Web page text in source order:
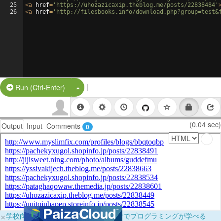
25
26
<a href= 'https://uhozazicaxip.theblog.me/posts/22838484'
<a href= 'http://filesbooks.info/
Run (Ctrl-Enter) Split Button!
|
Output Input Comments 0 (0.04 sec)
×学校向けに無料提供中！ブラウザだけでプログラミングが学べる